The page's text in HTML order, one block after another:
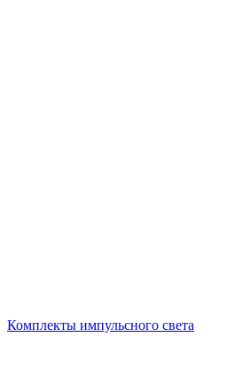
Комплекты импульсного света